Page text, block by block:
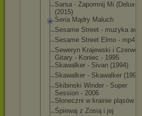
Sarsa - Zapomnij Mi (Deluxe)
(2015)
Seria Mądry Maluch
Sesame Street - muzyka avi
Sesame Street Elmo - mp4
Seweryn Krajewski i Czerwone
Gitary - Koniec - 1995
Skawalker - Sivan (1994)
Skawalker - Skawalker (1992)
Skibinski Winder - Super
Session - 2006
Słoneczni w krainie pląsów
Śpiewaj z Zosią i jej